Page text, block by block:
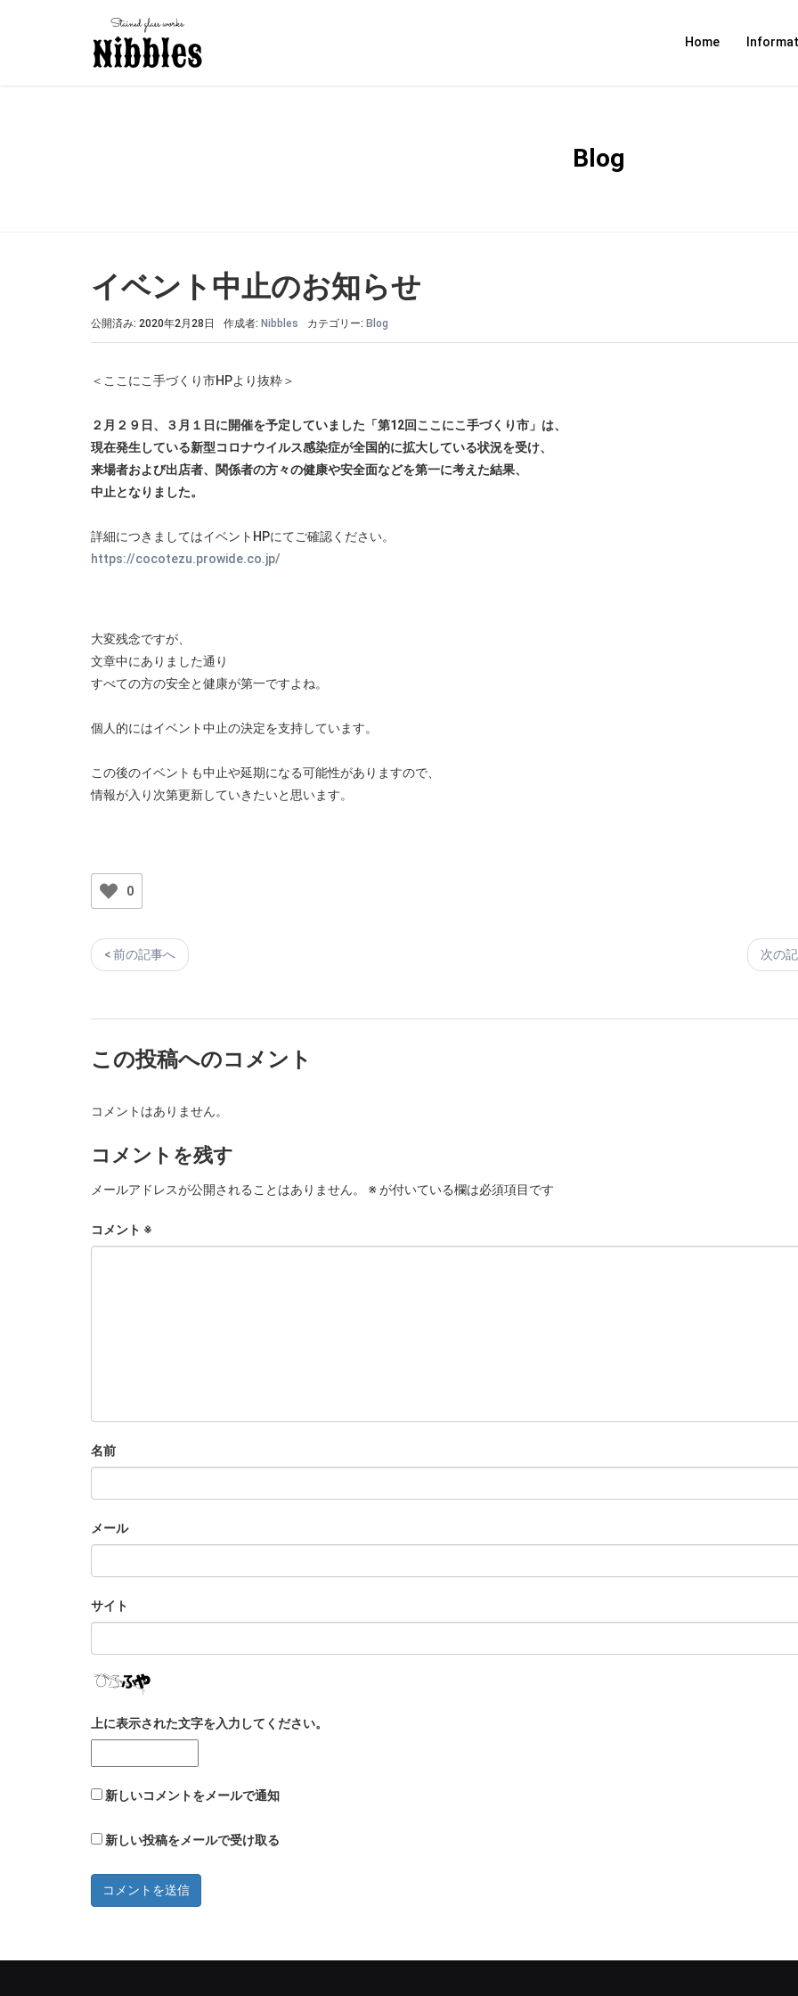
Home
Blog
イベント中止のお知らせ
公開済み: 2020年2月28日 作成者: Nibbles カテゴリー: Blog
＜ここにこ手づくり市HPより抜粋＞
２月２９日、３月１日に開催を予定していました「第12回ここにこ手づくり市」は、
現在発生している新型コロナウイルス感染症が全国的に拡大している状況を受け、
来場者および出店者、関係者の方々の健康や安全面などを第一に考えた結果、
中止となりました。
詳細につきましてはイベントHPにてご確認ください。
https://cocotezu.prowide.co.jp/
大変残念ですが、
文章中にありました通り
すべての方の安全と健康が第一ですよね。
個人的にはイベント中止の決定を支持しています。
この後のイベントも中止や延期になる可能性がありますので、
情報が入り次第更新していきたいと思います。
0
< 前の記事へ 次の
この投稿へのコメント
コメントはありません。
コメントを残す
メールアドレスが公開されることはありません。 ※が付いている欄は必須項目です
コメント ※
名前
メール
サイト
上に表示された文字を入力してください。
新しいコメントをメールで通知
新しい投稿をメールで受け取る